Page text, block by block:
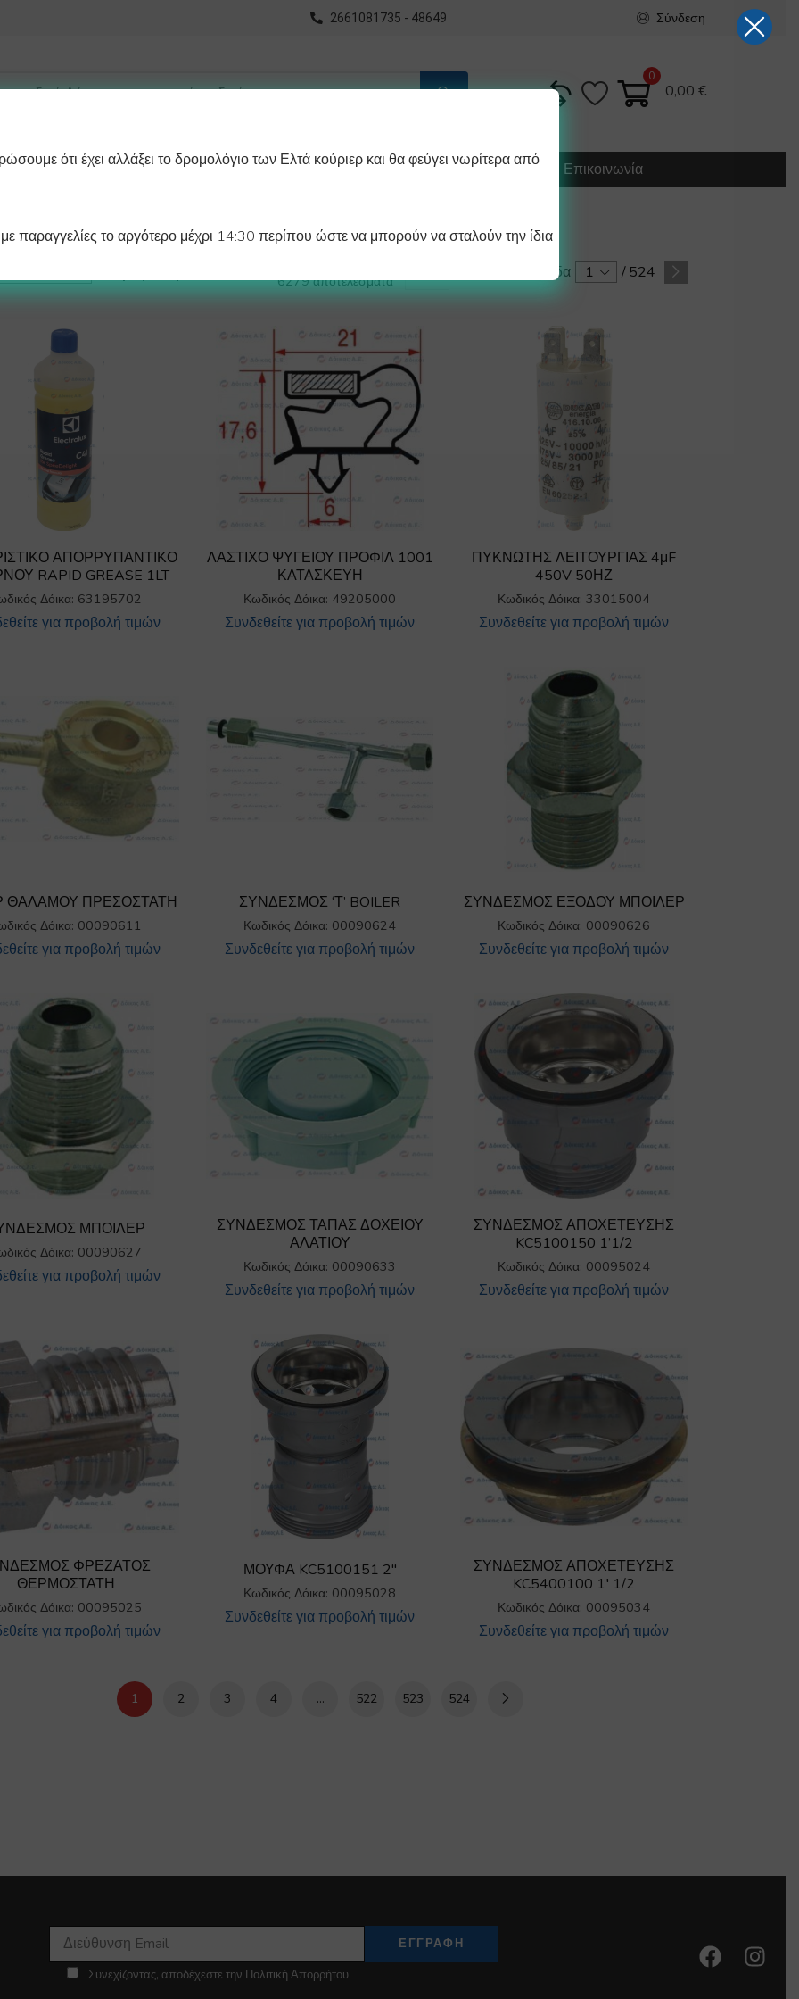
2661081735 - 48649 Σύνδεση
0
0,00€
Αναζήτηση Διαγράμματα Λάστιχα Ψυγείου Κατασκευή Οδηγίες Επικοινωνία
6279 αποτελέσματα
Σελίδα 1 /524
ΑΠΟΡΡΥΠΑΝΤΙΚΟ
RAPID GREASE 1LT
Δόικα: 63195702
για προβολή τιμών
ΛΑΣΤΙΧΟ ΨΥΓΕΙΟΥ ΠΡΟΦΙΛ 1001
ΚΑΤΑΣΚΕΥΗ
Κωδικός Δόικα: 49205000
Συνδεθείτε για προβολή τιμών
ΠΥΚΝΩΤΗΣ ΛΕΙΤΟΥΡΓΙΑΣ 4μF
450V 50ΗΖ
Κωδικός Δόικα: 33015004
Συνδεθείτε για προβολή τιμών
ΘΑΛΑΜΟΥ ΠΡΕΣΟΣΤΑΤΗ
Δόικα: 00090611
για προβολή τιμών
ΣΥΝΔΕΣΜΟΣ ‘Τ’ BOILER
Κωδικός Δόικα: 00090624
Συνδεθείτε για προβολή τιμών
ΣΥΝΔΕΣΜΟΣ ΕΞΟΔΟΥ ΜΠΟΙΛΕΡ
Κωδικός Δόικα: 00090626
Συνδεθείτε για προβολή τιμών
ΜΠΟΙΛΕΡ
Δόικα: 00090627
για προβολή τιμών
ΣΥΝΔΕΣΜΟΣ ΤΑΠΑΣ ΔΟΧΕΙΟΥ
ΑΛΑΤΙΟΥ
Κωδικός Δόικα: 00090633
Συνδεθείτε για προβολή τιμών
ΣΥΝΔΕΣΜΟΣ ΑΠΟΧΕΤΕΥΣΗΣ
KC5100150 1’1/2
Κωδικός Δόικα: 00095024
Συνδεθείτε για προβολή τιμών
ΦΡΕΖΑΤΟΣ
ΘΕΡΜΟΣΤΑΤΗ
Δόικα: 00095025
για προβολή τιμών
ΜΟΥΦΑ KC5100151 2″
Κωδικός Δόικα: 00095028
Συνδεθείτε για προβολή τιμών
ΣΥΝΔΕΣΜΟΣ ΑΠΟΧΕΤΕΥΣΗΣ
KC5400100 1′ 1/2
Κωδικός Δόικα: 00095034
Συνδεθείτε για προβολή τιμών
1 2 3 4 … 522 523 524
Συνεχίζοντας, αποδέχεστε την Πολιτική Απορρήτου
ότι έχει αλλάξει το δρομολόγιο των Ελτά κούριερ και θα φεύγει νωρίτερα από
παραγγελίες το αργότερο μέχρι 14:30 περίπου ώστε να μπορούν να σταλούν την ίδια